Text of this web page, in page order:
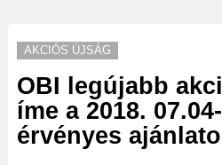
AKCIÓS ÚJSÁG
OBI legújabb
íme a 2018.
érvényes